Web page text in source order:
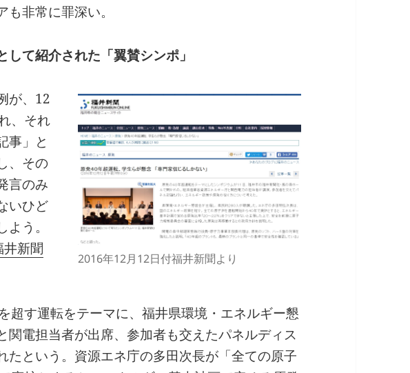
非常に罪深い。
て紹介された「翼賛シンポ」
2016年12月12日付福井新聞より
が、12
、それ
事」と
、その
言のみ
いひど
う。
新聞
超す運転をテーマに、福井県環境・エネルギー懇
関電担当者が出席、参加者も交えたパネルディス
たという。資源エネ庁の多田次長が「全ての原子